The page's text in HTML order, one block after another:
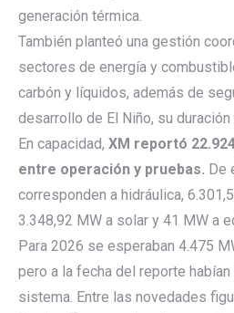
generación térmica.
También planteó una gestión
sectores de energía y
carbón y líquidos, además de
desarrollo de El Niño, su duración
En capacidad, XM reportó
entre operación y pruebas. De
corresponden a hidráulica,
3.348,92 MW a solar y 41 MW a
Para 2026 se esperaban 4.475
pero a la fecha del reporte
sistema. Entre las novedades